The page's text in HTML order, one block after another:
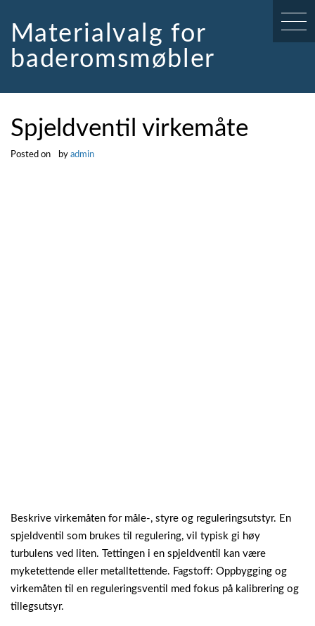
contentMaterialvalg for
baderomsmøbler
Spjeldventil virkemåte
Posted on by admin
Beskrive virkemåten for måle-, styre og reguleringsutstyr. En
spjeldventil som brukes til regulering, vil typisk gi høy
turbulens ved liten. Tettingen i en spjeldventil kan være
myketettende eller metalltettende. Fagstoff: Oppbygging og
virkemåten til en reguleringsventil med fokus på kalibrering og
tillegsutsyr.